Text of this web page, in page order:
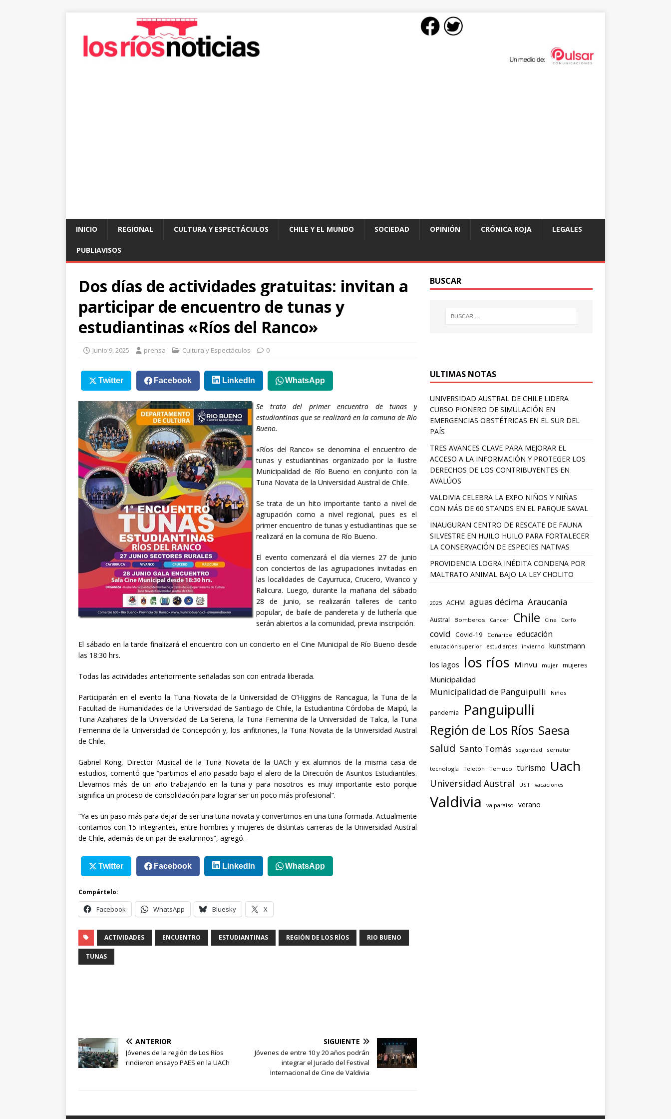
INICIO REGIONAL CULTURA Y ESPECTÁCULOS CHILE Y EL MUNDO SOCIEDAD OPINIÓN CRÓNICA ROJA LEGALES
PUBLIAVISOS
Dos días de actividades gratuitas: invitan a
participar de encuentro de tunas y
estudiantinas «Ríos del Ranco»
Junio 9, 2025 prensa Cultura y Espectáculos 0
Twitter Facebook LinkedIn WhatsApp
Se trata del primer encuentro de tunas y
estudiantinas que se realizará en la comuna de Río
Bueno.
«Ríos del Ranco» se denomina el encuentro de
tunas y estudiantinas organizado por la Ilustre
Municipalidad de Río Bueno en conjunto con la
Tuna Novata de la Universidad Austral de Chile.
Se trata de un hito importante tanto a nivel de
agrupación como a nivel regional, pues es el
primer encuentro de tunas y estudiantinas que se
realizará en la comuna de Río Bueno.
El evento comenzará el día viernes 27 de junio
con conciertos de las agrupaciones invitadas en
las localidades de Cayurruca, Crucero, Vivanco y
Ralicura. Luego, durante la mañana del sábado
28 de junio, se realizarán talleres de canto
popular, de baile de pandereta y de luthería que
serán abiertos a la comunidad, previa inscripción.
El sábado en la tarde finalizará el encuentro con un concierto en el Cine Municipal de Río Bueno desde
las 18:30 hrs.
Todas las actividades anteriormente señaladas son con entrada liberada.
Participarán en el evento la Tuna Novata de la Universidad de O’Higgins de Rancagua, la Tuna de la
Facultad de Humanidades de la Universidad de Santiago de Chile, la Estudiantina Córdoba de Maipú, la
Tuna Azahares de la Universidad de La Serena, la Tuna Femenina de la Universidad de Talca, la Tuna
Femenina de la Universidad de Concepción y, los anfitriones, la Tuna Novata de la Universidad Austral
de Chile.
Gabriel Kong, Director Musical de la Tuna Novata de la UACh y ex alumnos de la misma casa de
estudios, comentó que “partimos el año pasado bajo el alero de la Dirección de Asuntos Estudiantiles.
Llevamos más de un año trabajando en la tuna y para nosotros es muy importante esto porque
significa un proceso de consolidación para lograr ser un poco más profesional”.
“Ya es un paso más para dejar de ser una tuna novata y convertirnos en una tuna formada. Actualmente
contamos con 15 integrantes, entre hombres y mujeres de distintas carreras de la Universidad Austral
de Chile, además de un par de exalumnos”, agregó.
Twitter Facebook LinkedIn WhatsApp
Compártelo:
Facebook WhatsApp Bluesky X
ACTIVIDADES ENCUENTRO ESTUDIANTINAS REGIÓN DE LOS RÍOS RIO BUENO
TUNAS
ANTERIOR
Jóvenes de la región de Los Ríos
rindieron ensayo PAES en la UACh
SIGUIENTE
Jóvenes de entre 10 y 20 años podrán
integrar el Jurado del Festival
Internacional de Cine de Valdivia
BUSCAR
ULTIMAS NOTAS
UNIVERSIDAD AUSTRAL DE CHILE LIDERA
CURSO PIONERO DE SIMULACIÓN EN
EMERGENCIAS OBSTÉTRICAS EN EL SUR DEL
PAÍS
TRES AVANCES CLAVE PARA MEJORAR EL
ACCESO A LA INFORMACIÓN Y PROTEGER LOS
DERECHOS DE LOS CONTRIBUYENTES EN
AVALÚOS
VALDIVIA CELEBRA LA EXPO NIÑOS Y NIÑAS
CON MÁS DE 60 STANDS EN EL PARQUE SAVAL
INAUGURAN CENTRO DE RESCATE DE FAUNA
SILVESTRE EN HUILO HUILO PARA FORTALECER
LA CONSERVACIÓN DE ESPECIES NATIVAS
PROVIDENCIA LOGRA INÉDITA CONDENA POR
MALTRATO ANIMAL BAJO LA LEY CHOLITO
2025 ACHM aguas décima Araucanía
Austral Bomberos Cancer Chile Cine Corfo
covid Covid-19 Coñaripe educación
educación superior estudiantes invierno kunstmann
los lagos los ríos Minvu mujer mujeres
Municipalidad
Municipalidad de Panguipulli Niños
pandemia Panguipulli
Región de Los Ríos Saesa
salud Santo Tomás seguridad sernatur
tecnología Teletón Temuco turismo Uach
Universidad Austral UST vacaciones
Valdivia valparaiso verano